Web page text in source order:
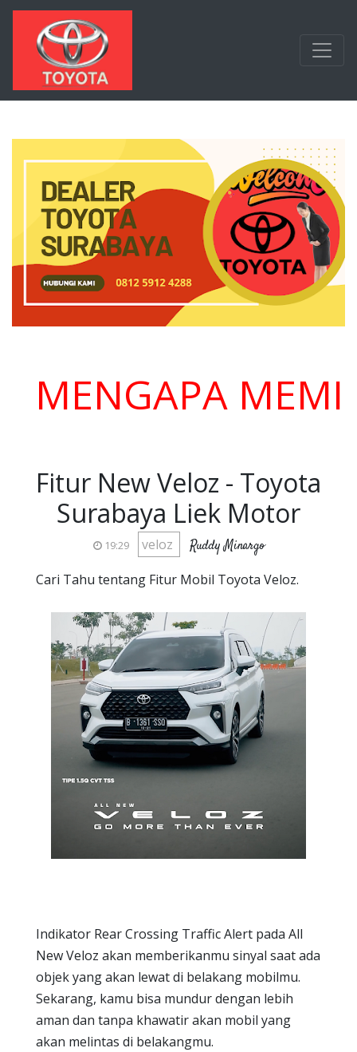
Langsung ke konten utama
MEMILIH
Fitur New Veloz - Toyota
Surabaya Liek Motor
19:29 veloz Ruddy Minargo
Cari Tahu tentang Fitur Mobil Toyota Veloz.
Indikator Rear Crossing Traffic Alert pada All
New Veloz akan memberikanmu sinyal saat ada
objek yang akan lewat di belakang mobilmu.
Sekarang, kamu bisa mundur dengan lebih
aman dan tanpa khawatir akan mobil yang
akan melintas di belakangmu.